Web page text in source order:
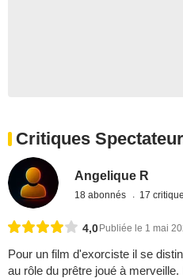
Critiques
Angelique R
18 abonnés 17
4,0Publiée le 1 mai
Pour un film d'exorciste il se
au rôle du prêtre joué à